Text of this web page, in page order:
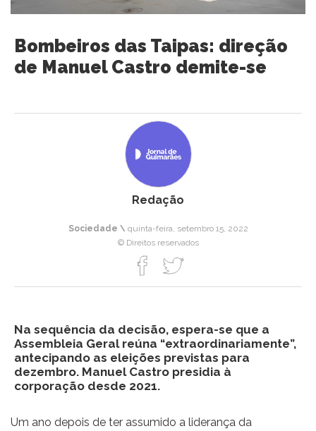
Bombeiros das Taipas: direção
de Manuel Castro demite-se
Redação
Sociedade \ quinta-feira, setembro 15, 2022
© Direitos reservados
Na sequência da decisão, espera-se que a
Assembleia Geral reúna “extraordinariamente”,
antecipando as eleições previstas para
dezembro. Manuel Castro presidia à
corporação desde 2021.
Um ano depois de ter assumido a liderança da